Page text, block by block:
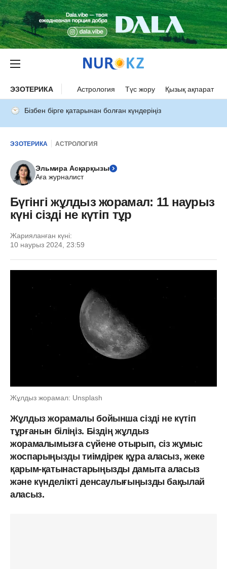
ЭЗОТЕРИКА Астрология Түс жору Қызық ақпарат
Бізбен бірге қатарынан болған күндеріңіз
ЭЗОТЕРИКА АСТРОЛОГИЯ
Эльмира Асқарқызы
Аға журналист
Бүгінгі жұлдыз жорамал: 11 наурыз
күні сізді не күтіп тұр
Жарияланған күні:
10 наурыз 2024, 23:59
Жұлдыз жорамал: Unsplash
Жұлдыз жорамалы бойынша сізді не күтіп
тұрғанын біліңіз. Біздің жұлдыз
жорамалымызға сүйене отырып, сіз жұмыс
жоспарыңызды тиімдірек құра аласыз, жеке
қарым-қатынастарыңызды дамыта аласыз
және күнделікті денсаулығыңызды бақылай
аласыз.